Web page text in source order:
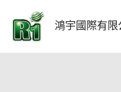
要
鴻宇國際有限